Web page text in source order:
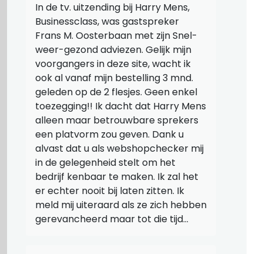
In de tv. uitzending bij Harry Mens,
Businessclass, was gastspreker
Frans M. Oosterbaan met zijn Snel-
weer-gezond adviezen. Gelijk mijn
voorgangers in deze site, wacht ik
ook al vanaf mijn bestelling 3 mnd.
geleden op de 2 flesjes. Geen enkel
toezegging!! Ik dacht dat Harry Mens
alleen maar betrouwbare sprekers
een platvorm zou geven. Dank u
alvast dat u als webshopchecker mij
in de gelegenheid stelt om het
bedrijf kenbaar te maken. Ik zal het
er echter nooit bij laten zitten. Ik
meld mij uiteraard als ze zich hebben
gerevancheerd maar tot die tijd…